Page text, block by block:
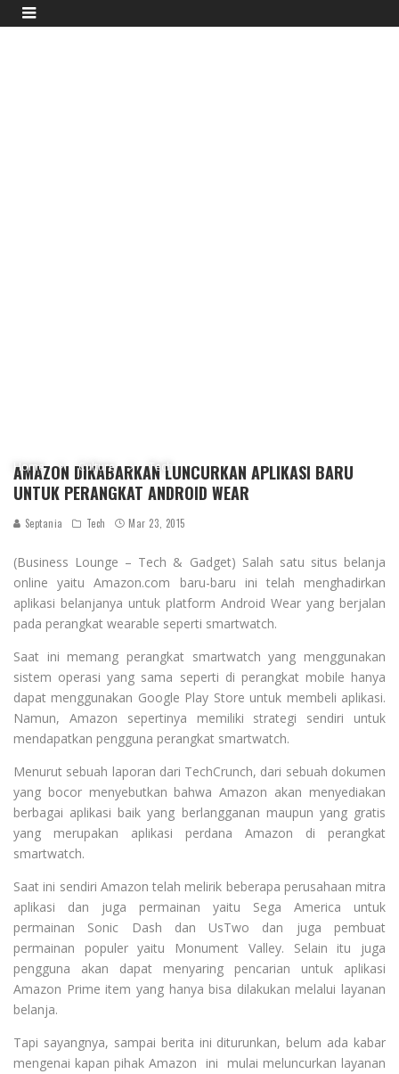
Home Culture Tech
AMAZON DIKABARKAN LUNCURKAN APLIKASI BARU
UNTUK PERANGKAT ANDROID WEAR
Septania Tech Mar 23, 2015
(Business Lounge – Tech & Gadget) Salah satu situs belanja
online yaitu Amazon.com baru-baru ini telah menghadirkan
aplikasi belanjanya untuk platform Android Wear yang berjalan
pada perangkat wearable seperti smartwatch.
Saat ini memang perangkat smartwatch yang menggunakan
sistem operasi yang sama seperti di perangkat mobile hanya
dapat menggunakan Google Play Store untuk membeli aplikasi.
Namun, Amazon sepertinya memiliki strategi sendiri untuk
mendapatkan pengguna perangkat smartwatch.
Menurut sebuah laporan dari TechCrunch, dari sebuah dokumen
yang bocor menyebutkan bahwa Amazon akan menyediakan
berbagai aplikasi baik yang berlangganan maupun yang gratis
yang merupakan aplikasi perdana Amazon di perangkat
smartwatch.
Saat ini sendiri Amazon telah melirik beberapa perusahaan mitra
aplikasi dan juga permainan yaitu Sega America untuk
permainan Sonic Dash dan UsTwo dan juga pembuat
permainan populer yaitu Monument Valley. Selain itu juga
pengguna akan dapat menyaring pencarian untuk aplikasi
Amazon Prime item yang hanya bisa dilakukan melalui layanan
belanja.
Tapi sayangnya, sampai berita ini diturunkan, belum ada kabar
mengenai kapan pihak Amazon ini mulai meluncurkan layanan